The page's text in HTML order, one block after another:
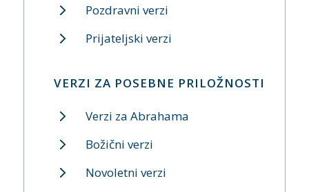
Pozdravni verzi
Prijateljski verzi
VERZI ZA POSEBNE PRILOŽNOSTI
Verzi za Abrahama
Božični verzi
Novoletni verzi